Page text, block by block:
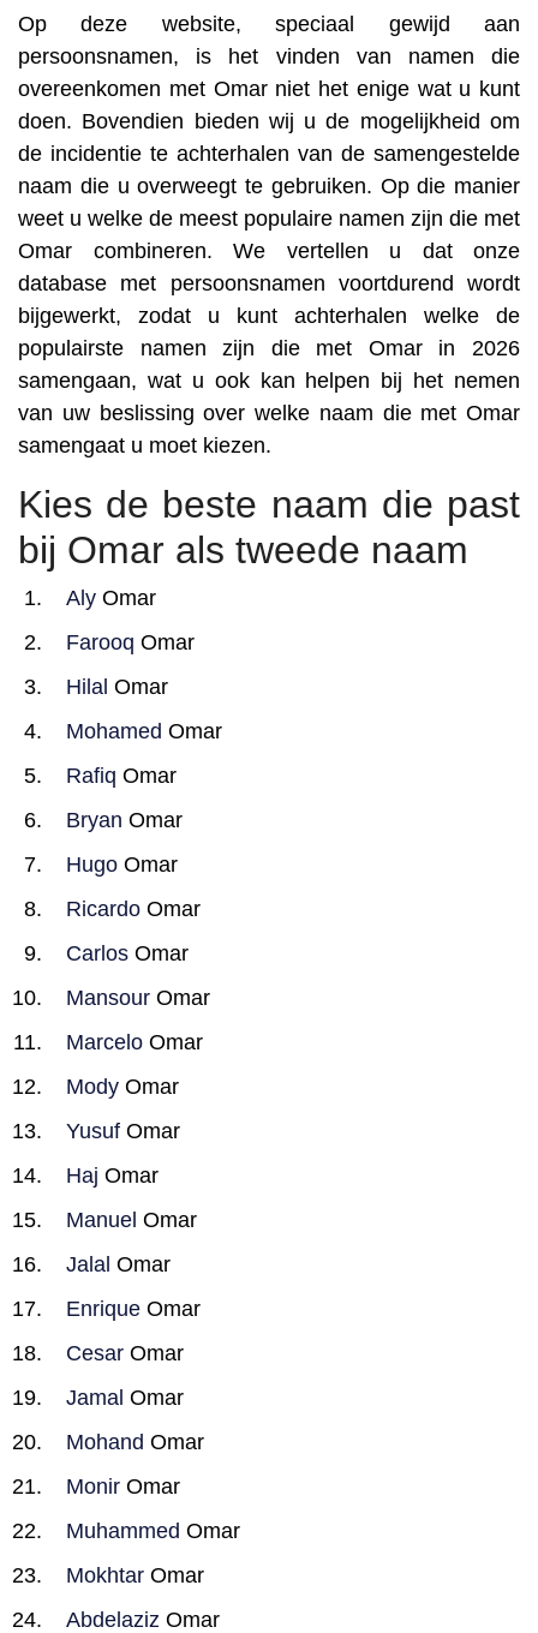
Op deze website, speciaal gewijd aan
persoonsnamen, is het vinden van namen die
overeenkomen met Omar niet het enige wat u kunt
doen. Bovendien bieden wij u de mogelijkheid om
de incidentie te achterhalen van de samengestelde
naam die u overweegt te gebruiken. Op die manier
weet u welke de meest populaire namen zijn die met
Omar combineren. We vertellen u dat onze
database met persoonsnamen voortdurend wordt
bijgewerkt, zodat u kunt achterhalen welke de
populairste namen zijn die met Omar in 2026
samengaan, wat u ook kan helpen bij het nemen
van uw beslissing over welke naam die met Omar
samengaat u moet kiezen.
Kies de beste naam die past
bij Omar als tweede naam
Aly Omar
Farooq Omar
Hilal Omar
Mohamed Omar
Rafiq Omar
Bryan Omar
Hugo Omar
Ricardo Omar
Carlos Omar
Mansour Omar
Marcelo Omar
Mody Omar
Yusuf Omar
Haj Omar
Manuel Omar
Jalal Omar
Enrique Omar
Cesar Omar
Jamal Omar
Mohand Omar
Monir Omar
Muhammed Omar
Mokhtar Omar
Abdelaziz Omar